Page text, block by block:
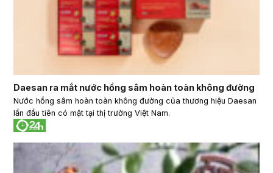
Daesan ra mắt nước hồng sâm hoàn toàn không đường
Nước hồng sâm hoàn toàn không đường của thương hiệu Daesan
lần đầu tiên có mặt tại thị trường Việt Nam.